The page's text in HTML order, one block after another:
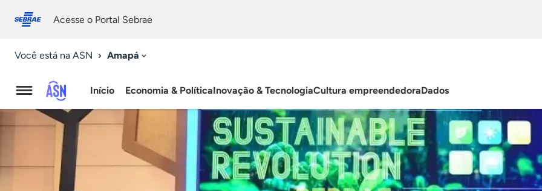
conosco
Acesse o Portal Sebrae
Você está na ASN Amapá
Agência
Sebrae
de
Notícias
Início Economia & PolíticaInovação & TecnologiaCultura empreendedoraDados